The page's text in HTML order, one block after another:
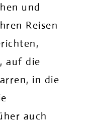
und
Reisen
auf die
in die
auch